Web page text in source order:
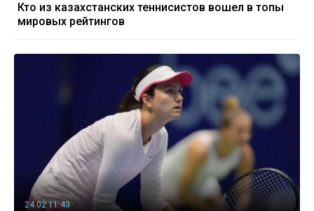
Кто из казахстанских теннисистов вошел в топы
мировых рейтингов
24.02 11:43